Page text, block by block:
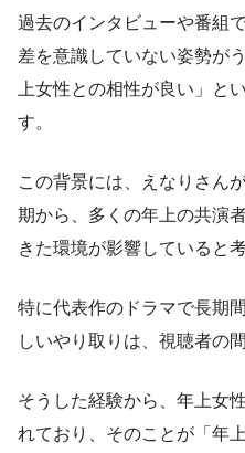
過去のインタビューや番組
差を意識していない姿勢が
上女性との相性が良い」と
す。
この背景には、えなりさん
期から、多くの年上の共演
きた環境が影響していると
特に代表作のドラマで長期
しいやり取りは、視聴者の
そうした経験から、年上女
れており、そのことが「年